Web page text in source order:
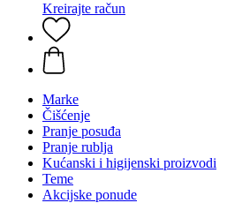
Kreirajte račun
Marke
Čišćenje
Pranje posuđa
Pranje rublja
Kućanski i higijenski proizvodi
Teme
Akcijske ponude